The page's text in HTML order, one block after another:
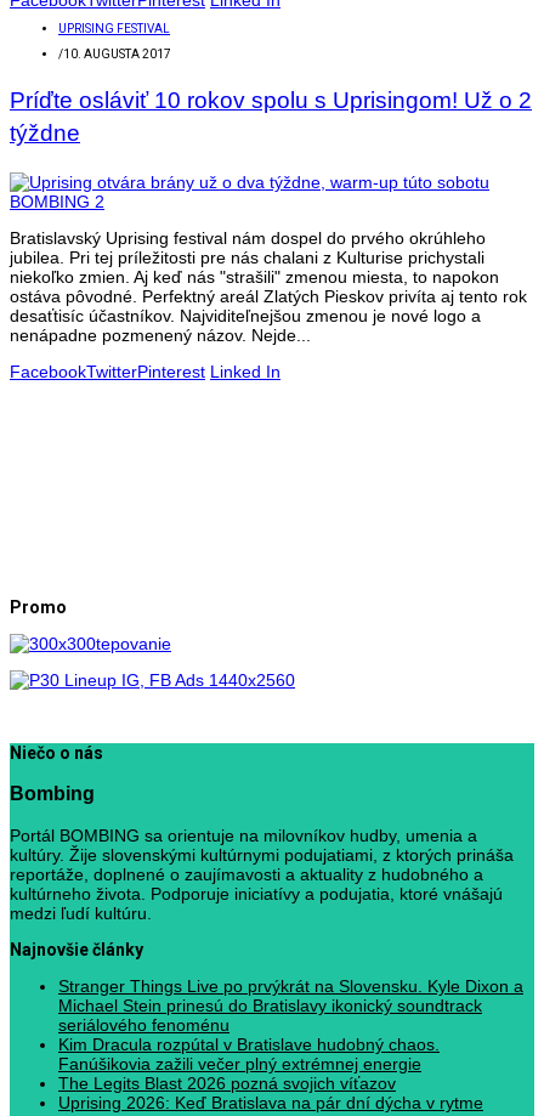
UPRISING FESTIVAL
/10. AUGUSTA 2017
Príďte osláviť 10 rokov spolu s Uprisingom! Už o 2
týždne
Bratislavský Uprising festival nám dospel do prvého okrúhleho
jubilea. Pri tej príležitosti pre nás chalani z Kulturise prichystali
niekoľko zmien. Aj keď nás "strašili" zmenou miesta, to napokon
ostáva pôvodné. Perfektný areál Zlatých Pieskov privíta aj tento rok
desaťtisíc účastníkov. Najviditeľnejšou zmenou je nové logo a
nenápadne pozmenený názov. Nejde...
FacebookTwitterPinterest Linked In
Promo
Niečo o nás
Bombing
Portál BOMBING sa orientuje na milovníkov hudby, umenia a
kultúry. Žije slovenskými kultúrnymi podujatiami, z ktorých prináša
reportáže, doplnené o zaujímavosti a aktuality z hudobného a
kultúrneho života. Podporuje iniciatívy a podujatia, ktoré vnášajú
medzi ľudí kultúru.
Najnovšie články
Stranger Things Live po prvýkrát na Slovensku. Kyle Dixon a
Michael Stein prinesú do Bratislavy ikonický soundtrack
seriálového fenoménu
Kim Dracula rozpútal v Bratislave hudobný chaos.
Fanúšikovia zažili večer plný extrémnej energie
The Legits Blast 2026 pozná svojich víťazov
Uprising 2026: Keď Bratislava na pár dní dýcha v rytme